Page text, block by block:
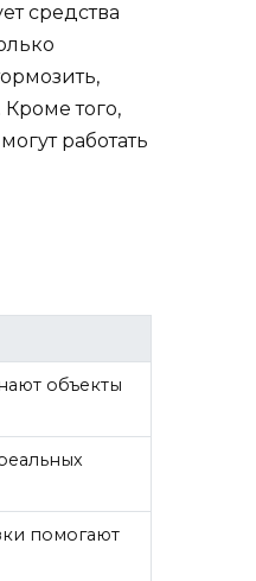
средства
того,
работать
объекты
помогают